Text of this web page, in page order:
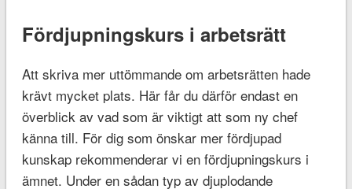
Fördjupningskurs i arbetsrätt
Att skriva mer uttömmande om arbetsrätten hade
krävt mycket plats. Här får du därför endast en
överblick av vad som är viktigt att som ny chef
känna till. För dig som önskar mer fördjupad
kunskap rekommenderar vi en fördjupningskurs i
ämnet. Under en sådan typ av djuplodande